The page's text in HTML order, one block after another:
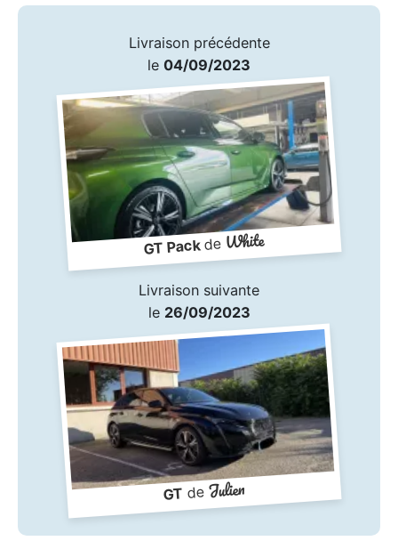
Livraison précédente
le 04/09/2023
GT PackdeWhite
Livraison suivante
le 26/09/2023
GTdeJulien